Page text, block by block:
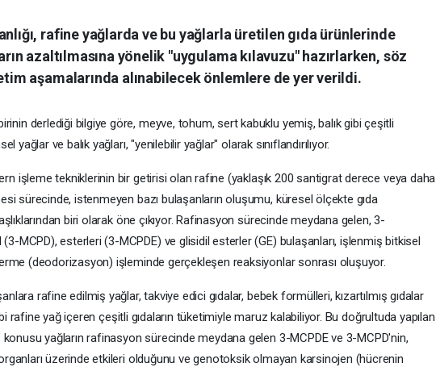
rafine yağlarda ve bu yağlarla üretilen gıda ürünlerinde
azaltılmasına yönelik "uygulama kılavuzu" hazırlarken, söz
aşamalarında alınabilecek önlemlere de yer verildi.
derlediği bilgiye göre, meyve, tohum, sert kabuklu yemiş, balık gibi çeşitli
yağlar ve balık yağları, "yenilebilir yağlar" olarak sınıflandırılıyor.
işleme tekniklerinin bir getirisi olan rafine (yaklaşık 200 santigrat derece veya daha
sürecinde, istenmeyen bazı bulaşanların oluşumu, küresel ölçekte gıda
biri olarak öne çıkıyor. Rafinasyon sürecinde meydana gelen, 3-
MCPD), esterleri (3-MCPDE) ve glisidil esterler (GE) bulaşanları, işlenmiş bitkisel
(deodorizasyon) işleminde gerçekleşen reaksiyonlar sonrası oluşuyor.
rafine edilmiş yağlar, takviye edici gıdalar, bebek formülleri, kızartılmış gıdalar
rafine yağ içeren çeşitli gıdaların tüketimiyle maruz kalabiliyor. Bu doğrultuda yapılan
yağların rafinasyon sürecinde meydana gelen 3-MCPDE ve 3-MCPD'nin,
üzerinde etkileri olduğunu ve genotoksik olmayan karsinojen (hücrenin